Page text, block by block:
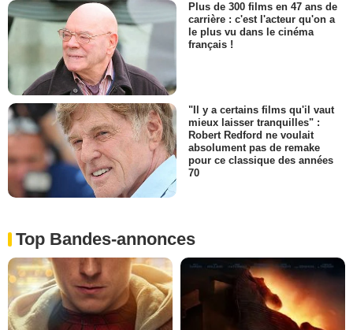
Plus de 300 films en 47 ans de
carrière : c'est l'acteur qu'on a
le plus vu dans le cinéma
français !
"Il y a certains films qu'il vaut
mieux laisser tranquilles" :
Robert Redford ne voulait
absolument pas de remake
pour ce classique des années
70
Top Bandes-annonces